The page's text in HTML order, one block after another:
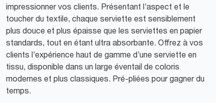
impressionner vos clients. Présentant l’aspect et le
toucher du textile, chaque serviette est sensiblement
plus douce et plus épaisse que les serviettes en papier
standards, tout en étant ultra absorbante. Offrez à vos
clients l’expérience haut de gamme d’une serviette en
tissu, disponible dans un large éventail de coloris
modernes et plus classiques. Pré-pliées pour gagner du
temps.